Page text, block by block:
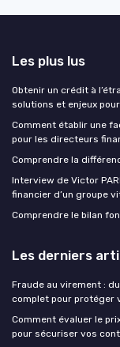
Les plus lus
Obtenir un crédit à
solutions et enjeux
Comment établir une
pour les directeurs
Comprendre la
Interview de Victor
financier d’un groupe
Comprendre le bilan
Les derniers
Fraude au virement :
complet pour protéger
Comment évaluer le
pour sécuriser vos